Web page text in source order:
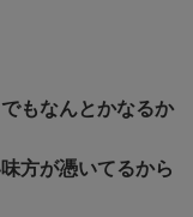
もなんとかなるか
方が憑いてるから